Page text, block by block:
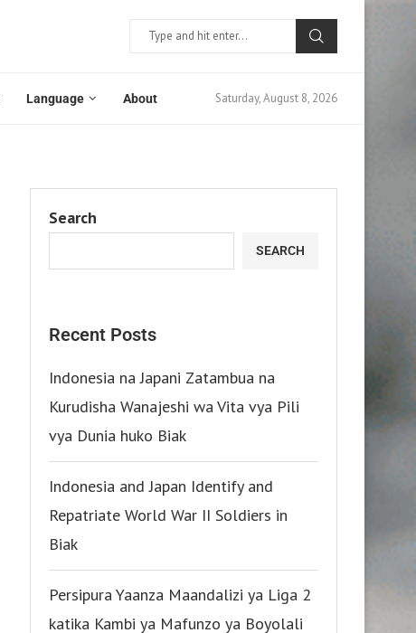
Language About Saturday, August 8, 2026
Search
SEARCH
Recent Posts
Indonesia na Japani Zatambua na
Kurudisha Wanajeshi wa Vita vya Pili
vya Dunia huko Biak
Indonesia and Japan Identify and
Repatriate World War II Soldiers in
Biak
Persipura Yaanza Maandalizi ya Liga 2
katika Kambi ya Mafunzo ya Boyolali